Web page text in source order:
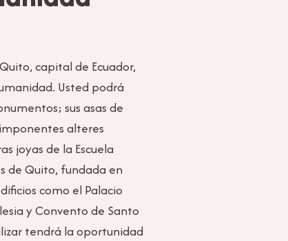
capital de Ecuador,
Usted podrá
sus asas de
alteres
joyas de la Escuela
de Quito, fundada en
como el Palacio
y Convento de Santo
tendrá la oportunidad